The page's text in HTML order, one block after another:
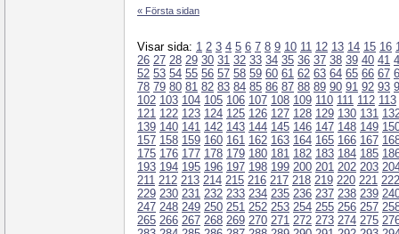
« Första sidan
Visar sida: 1 2 3 4 5 6 7 8 9 10 11 12 13 14 15 16
26 27 28 29 30 31 32 33 34 35 36 37 38 39 40 41
52 53 54 55 56 57 58 59 60 61 62 63 64 65 66 67
78 79 80 81 82 83 84 85 86 87 88 89 90 91 92 93
102 103 104 105 106 107 108 109 110 111 112 113
121 122 123 124 125 126 127 128 129 130 131
139 140 141 142 143 144 145 146 147 148 149
157 158 159 160 161 162 163 164 165 166 167
175 176 177 178 179 180 181 182 183 184 185
193 194 195 196 197 198 199 200 201 202 203
211 212 213 214 215 216 217 218 219 220 221 222
229 230 231 232 233 234 235 236 237 238 239
247 248 249 250 251 252 253 254 255 256 257
265 266 267 268 269 270 271 272 273 274 275